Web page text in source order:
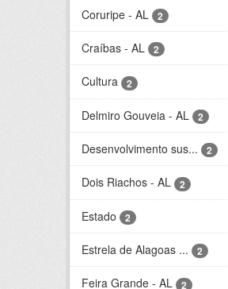
Coruripe - AL 2
Craíbas - AL 2
Cultura 2
Delmiro Gouveia - AL 2
Desenvolvimento sus... 2
Dois Riachos - AL 2
Estado 2
Estrela de Alagoas ... 2
Feira Grande - AL 2